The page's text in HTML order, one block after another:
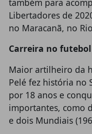
também para
Libertadores de
no Maracanã, no
Carreira no futebol
Maior artilheiro da
Pelé fez história no
por 18 anos e
importantes, como
e dois Mundiais